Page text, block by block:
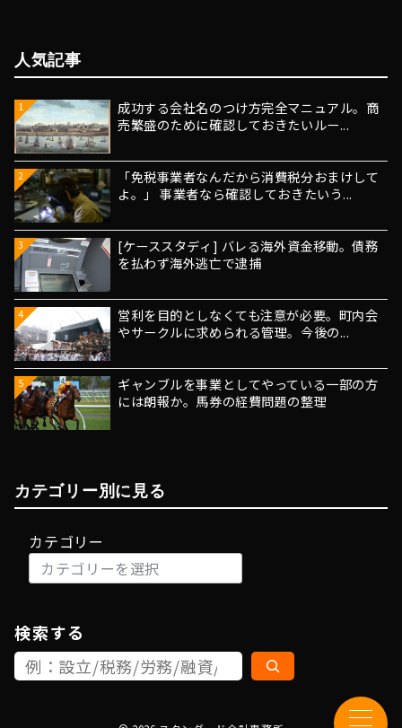
人気記事
1
成功する会社名のつけ方完全マニュアル。商
売繁盛のために確認しておきたいルー...
2
「免税事業者なんだから消費税分おまけして
よ。」 事業者なら確認しておきたいう...
3
[ケーススタディ] バレる海外資金移動。債務
を払わず海外逃亡で逮捕
4
営利を目的としなくても注意が必要。町内会
やサークルに求められる管理。今後の...
5
ギャンブルを事業としてやっている一部の方
には朗報か。馬券の経費問題の整理
カテゴリー別に見る
カテゴリー
検索する